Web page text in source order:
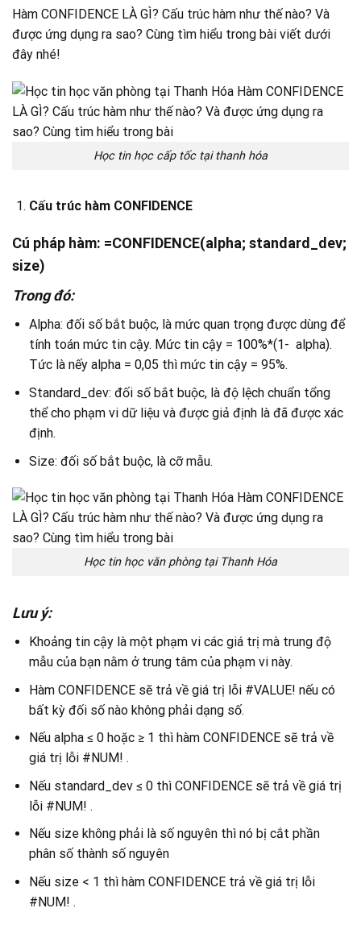
Hàm CONFIDENCE LÀ GÌ? Cấu trúc hàm như thế nào? Và
được ứng dụng ra sao? Cùng tìm hiểu trong bài viết dưới
đây nhé!
Học tin học cấp tốc tại thanh hóa
Cấu trúc hàm CONFIDENCE
Cú pháp hàm: =CONFIDENCE(alpha; standard_dev;
size)
Trong đó:
Alpha: đối số bắt buộc, là mức quan trọng được dùng để
tính toán mức tin cậy. Mức tin cậy = 100%*(1- alpha).
Tức là nếy alpha = 0,05 thì mức tin cậy = 95%.
Standard_dev: đối số bắt buộc, là độ lệch chuẩn tổng
thể cho phạm vi dữ liệu và được giả định là đã được xác
định.
Size: đối số bắt buộc, là cỡ mẫu.
Học tin học văn phòng tại Thanh Hóa
Lưu ý:
Khoảng tin cậy là một phạm vi các giá trị mà trung độ
mẫu của bạn nằm ở trung tâm của phạm vi này.
Hàm CONFIDENCE sẽ trả về giá trị lỗi #VALUE! nếu có
bất kỳ đối số nào không phải dạng số.
Nếu alpha ≤ 0 hoặc ≥ 1 thì hàm CONFIDENCE sẽ trả về
giá trị lỗi #NUM! .
Nếu standard_dev ≤ 0 thì CONFIDENCE sẽ trả về giá trị
lỗi #NUM! .
Nếu size không phải là số nguyên thì nó bị cắt phần
phân số thành số nguyên
Nếu size < 1 thì hàm CONFIDENCE trả về giá trị lỗi
#NUM! .